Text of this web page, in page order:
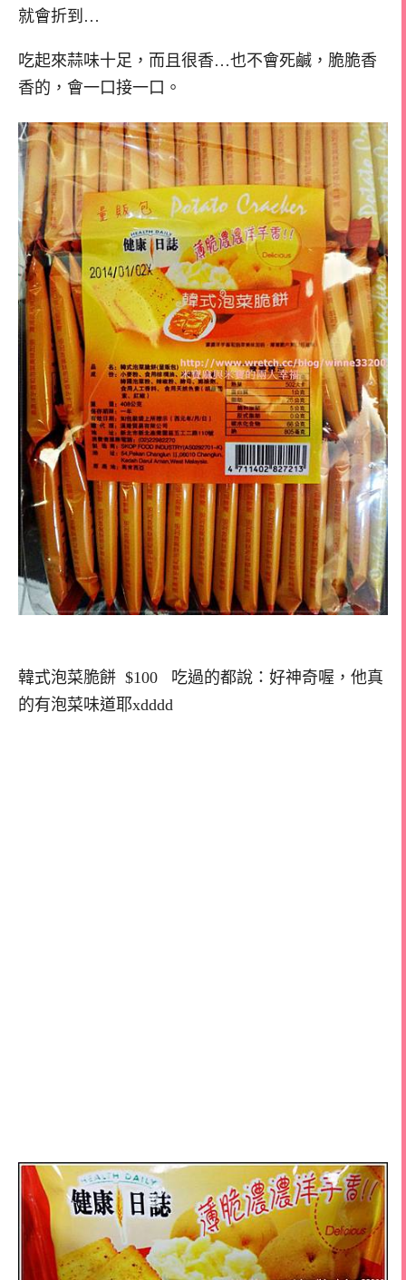
就會折到…
吃起來蒜味十足，而且很香…也不會死鹹，脆脆香
香的，會一口接一口。
韓式泡菜脆餅 $100 吃過的都說：好神奇喔，他真
的有泡菜味道耶xdddd